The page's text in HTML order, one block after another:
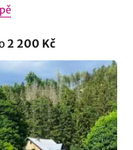
2 200 Kč